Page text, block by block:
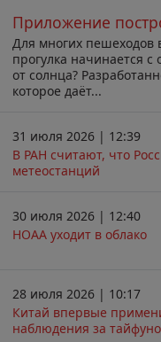
Приложение
Для многих пешеходов
прогулка начинается
от солнца?
которое даёт...
31 июля 2026 | 12:39
В РАН считают, что
метеостанций
30 июля 2026 | 12:40
НОАА уходит в облако
28 июля 2026 | 10:17
Китай впервые
наблюдения за